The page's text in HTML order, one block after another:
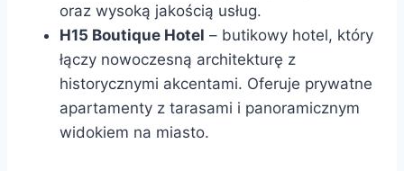
oraz wysoką jakością usług.
H15 Boutique Hotel – butikowy hotel, który
łączy nowoczesną architekturę z
historycznymi akcentami. Oferuje prywatne
apartamenty z tarasami i panoramicznym
widokiem na miasto.